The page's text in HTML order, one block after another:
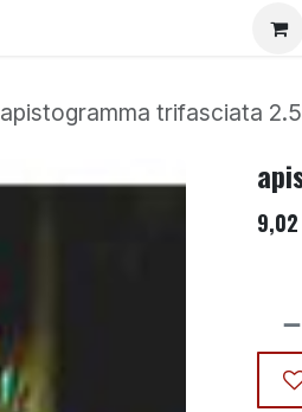
apistogramma trifasciata
9,02